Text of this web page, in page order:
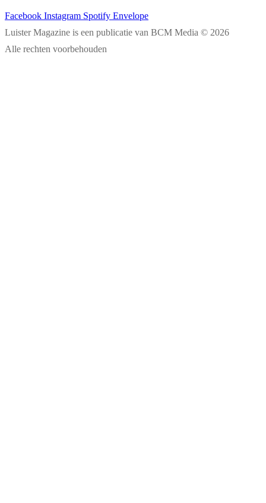
Facebook Instagram Spotify Envelope
Luister Magazine is een publicatie van BCM Media © 2026
Alle rechten voorbehouden